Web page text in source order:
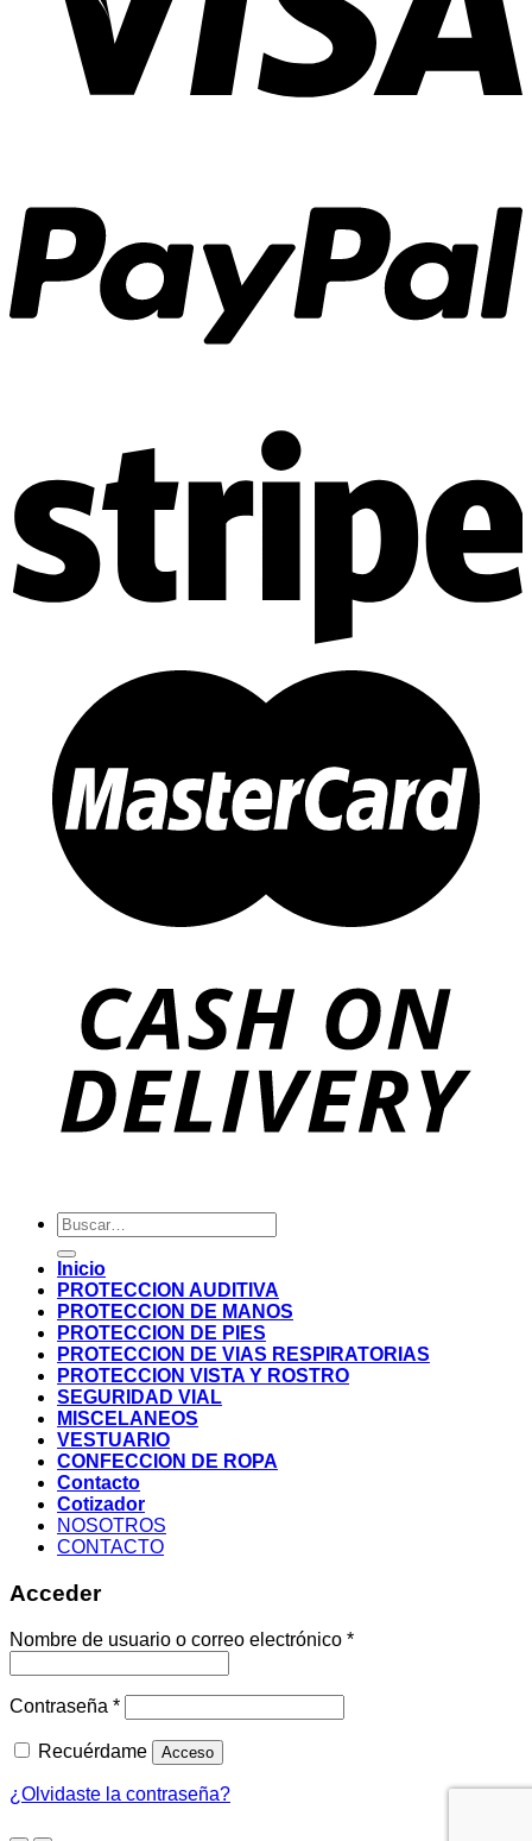
Buscar
por:
Inicio
PROTECCION AUDITIVA
PROTECCION DE MANOS
PROTECCION DE PIES
PROTECCION DE VIAS RESPIRATORIAS
PROTECCION VISTA Y ROSTRO
SEGURIDAD VIAL
MISCELANEOS
VESTUARIO
CONFECCION DE ROPA
Contacto
Cotizador
NOSOTROS
CONTACTO
Acceder
Nombre de usuario o correo electrónico *
Contraseña *
Recuérdame Acceso
¿Olvidaste la contraseña?